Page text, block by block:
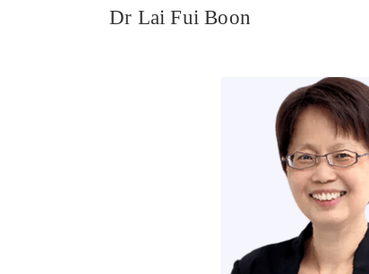
Dr Lai Fui Boon